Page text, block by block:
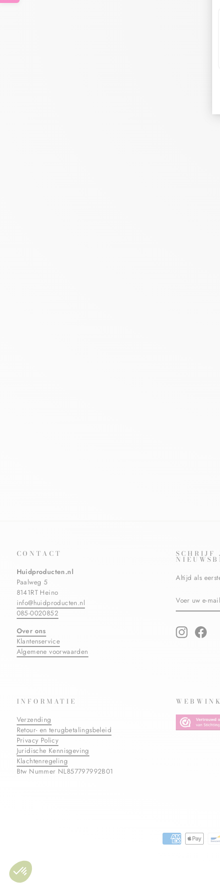
CONTACT
Huidproducten.nl
Paalweg 5
8141RT Heino
info@huidproducten.nl
085-0020852
Over ons
Klantenservice
Algemene voorwaarden
SCHRIJF
Altijd als
UW
E-
IN Instagram
INFORMATIE
Verzending
Retour- en terugbetalingsbeleid
Privacy Policy
Juridische Kennisgeving
Klachtenregeling
Btw Nummer NL857797992B01